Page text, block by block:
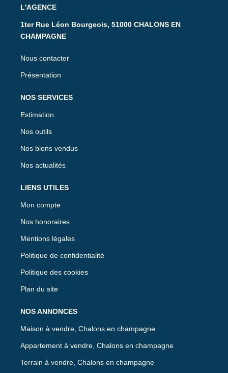
L'AGENCE
1ter Rue Léon Bourgeois, 51000 CHALONS EN
CHAMPAGNE
Nous contacter
Présentation
NOS SERVICES
Estimation
Nos outils
Nos biens vendus
Nos actualités
LIENS UTILES
Mon compte
Nos honoraires
Mentions légales
Politique de confidentialité
Politique des cookies
Plan du site
NOS ANNONCES
Maison à vendre, Chalons en champagne
Appartement à vendre, Chalons en champagne
Terrain à vendre, Chalons en champagne